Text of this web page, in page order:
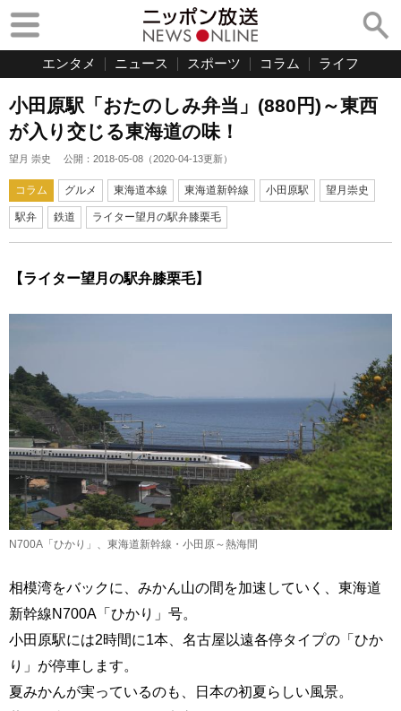
エンタメ ニュース スポーツ コラム ライフ
小田原駅「おたのしみ弁当」(880円)～東西
が入り交じる東海道の味！
望月 崇史 公開： 2018-05-08 （2020-04-13更新）
コラム グルメ 東海道本線 東海道新幹線 小田原駅 望月崇史
駅弁 鉄道 ライター望月の駅弁膝栗毛
【ライター望月の駅弁膝栗毛】
N700A「ひかり」、東海道新幹線・小田原～熱海間
相模湾をバックに、みかん山の間を加速していく、東海道
新幹線N700A「ひかり」号。
小田原駅には2時間に1本、名古屋以遠各停タイプの「ひか
り」が停車します。
夏みかんが実っているのも、日本の初夏らしい風景。